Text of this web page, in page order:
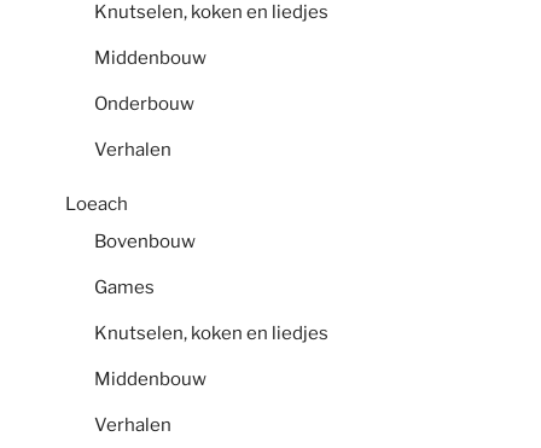
Knutselen, koken en liedjes
Middenbouw
Onderbouw
Verhalen
Loeach
Bovenbouw
Games
Knutselen, koken en liedjes
Middenbouw
Verhalen